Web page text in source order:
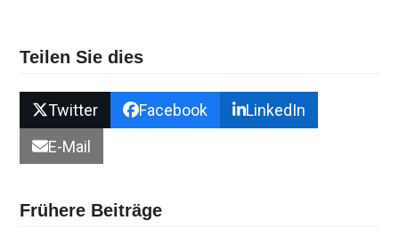
Teilen Sie dies
Twitter Facebook
LinkedIn
E-Mail
Frühere Beiträge